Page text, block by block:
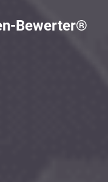
Bewerter®